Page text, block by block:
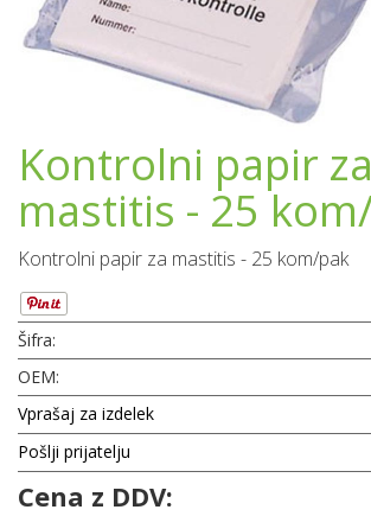
Kontrolni papir za
mastitis - 25
Kontrolni papir za mastitis - 25 kom/pak
Šifra:
OEM:
Vprašaj za izdelek
Pošlji prijatelju
Cena z DDV: